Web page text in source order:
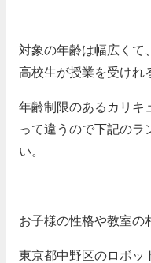
対象の年齢は幅広くて
高校生が授業を受けれ
年齢制限のあるカリキ
って違うので下記のラ
い。
お子様の性格や教室の
東京都中野区のロボッ